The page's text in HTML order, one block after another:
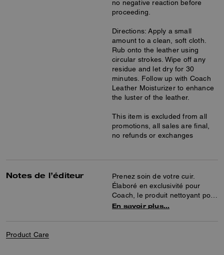
no negative reaction before
proceeding.
Directions: Apply a small
amount to a clean, soft cloth.
Rub onto the leather using
circular strokes. Wipe off any
residue and let dry for 30
minutes. Follow up with Coach
Leather Moisturizer to enhance
the luster of the leather.
This item is excluded from all
promotions, all sales are final,
no refunds or exchanges
Notes de l’éditeur
Prenez soin de votre cuir.
Élaboré en exclusivité pour
Coach, le produit nettoyant pour
cuir Coach a été largement
nettoyage doux et efficace pour
En savoir plus…
Product Care